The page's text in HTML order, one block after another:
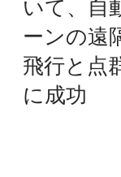
ーンの遠
飛行と点
に成功